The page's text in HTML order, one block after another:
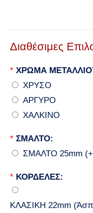
Διαθέσιμες
* ΧΡΩΜΑ
ΧΡΥΣΟ
ΑΡΓΥΡΟ
ΧΑΛΚΙΝΟ
* ΣΜΑΛΤΟ:
ΣΜΑΛΤΟ 25mm
* ΚΟΡΔΕΛΕΣ:
ΚΛΑΣΙΚΗ 22mm